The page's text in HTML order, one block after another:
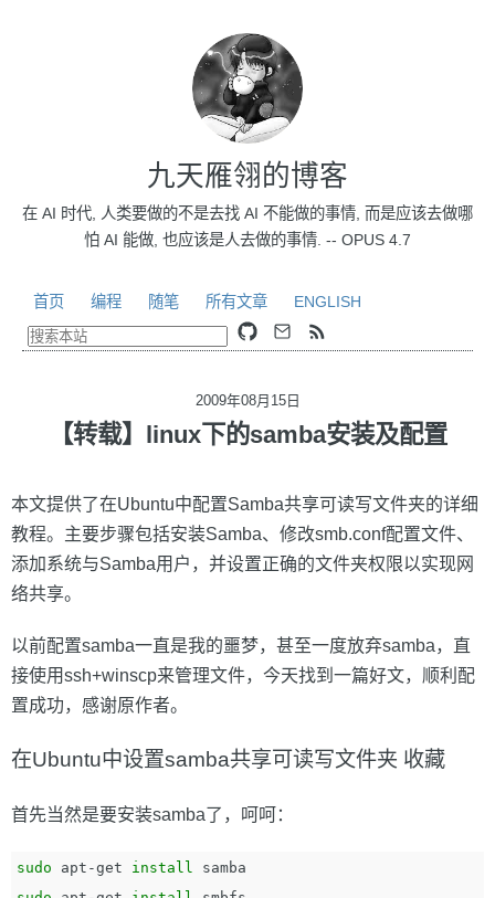
九天雁翎的博客
在 AI 时代, 人类要做的不是去找 AI 不能做的事情, 而是应该去做哪
怕 AI 能做, 也应该是人去做的事情. -- OPUS 4.7
首页 编程 随笔 所有文章 ENGLISH
2009年08月15日
【转载】linux下的samba安装及配置
本文提供了在Ubuntu中配置Samba共享可读写文件夹的详细
教程。主要步骤包括安装Samba、修改smb.conf配置文件、
添加系统与Samba用户，并设置正确的文件夹权限以实现网
络共享。
以前配置samba一直是我的噩梦，甚至一度放弃samba，直
接使用ssh+winscp来管理文件，今天找到一篇好文，顺利配
置成功，感谢原作者。
在Ubuntu中设置samba共享可读写文件夹 收藏
首先当然是要安装samba了，呵呵：
sudo apt-get install